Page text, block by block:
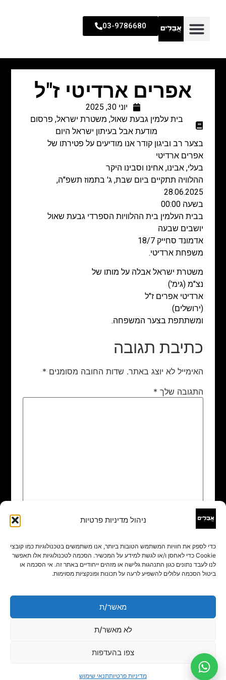
ניהול מדיניות פרטיות
כדי לספק את חוויות המשתמש הטובות ביותר, אנו משתמשים בטכנולוגיות כמו קובצי
Cookie כדי לאחסן ו/או לגשת למידע על המכשיר. הסכמה לטכנולוגיות אלו תאפשר
לנו לעבד נתונים כגון התנהגות גלישה או מזהים ייחודיים באתר זה. אי הסכמה או
ביטול הסכמה עלולים להשפיע לרעה על תכונות ופונקציות מסוימות.
מאשר/ת
לא מאשר/ת
צפו בהעדפות
מדיניות פרטיותתנאי שימוש
03-9786680
אפרים ארדיטי ז"ל
יוני 30, 2025
בית עלמין גבעת שאול, משטרת ישראל, פרסום
מודעת אבל בעיתון ישראל היום
בצער רב וביגון קודר אנו מודיעים על פטירתו של
אפרים ארדיטי
בעלי, אבינו, אחינו וסבינו היקר
ההלוויה תתקיים ביום שבת, ג' בתמוז תשפ"ה,
28.06.2025
בשעה 00:00
בבית העלמין בית ההלוויות הספרדי גבעת שאול
יושבים שבעה
אדמונד סחייק 18/7
משפחת ארדיטי.
משטרת ישראל אבלה על מותו של
נצ"מ (גימ')
ארדיטי אפרים ז"ל
(ירושלים)
ומשתתפת בצער המשפחה.
כתיבת תגובה
האימייל לא יוצג באתר. שדות החובה מסומנים *
התגובה שלך *
שם
אימייל*